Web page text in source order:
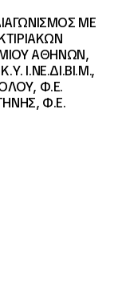
ΜΕ
ΑΘΗΝΩΝ,
Ι.ΝΕ.ΔΙ.ΒΙ.Μ.,
Φ.Ε.
Φ.Ε.